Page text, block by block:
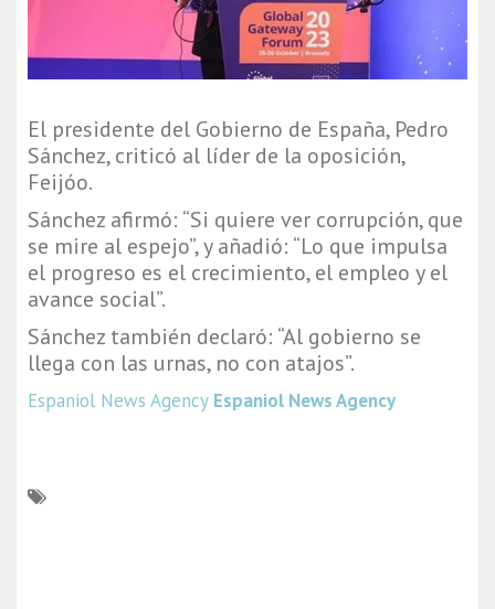
El presidente del Gobierno de España, Pedro
Sánchez, criticó al líder de la oposición,
Feijóo.
Sánchez afirmó: “Si quiere ver corrupción, que
se mire al espejo”, y añadió: “Lo que impulsa
el progreso es el crecimiento, el empleo y el
avance social”.
Sánchez también declaró: “Al gobierno se
llega con las urnas, no con atajos”.
Espaniol News Agency Espaniol News Agency